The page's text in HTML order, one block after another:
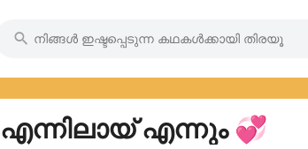

എന്നിലായ് എന്നും 💞